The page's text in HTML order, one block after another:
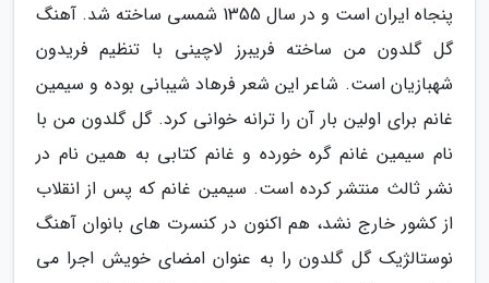
پنجاه ایران است و در سال 1355 شمسی ساخته شد. آهنگ
گل گلدون من ساخته فریبرز لاچینی با تنظیم فریدون
شهبازیان است. شاعر این شعر فرهاد شیبانی بوده و سیمین
غانم برای اولین بار آن را ترانه خوانی کرد. گل گلدون من با
نام سیمین غانم گره خورده و غانم کتابی به همین نام در
نشر ثالث منتشر کرده است. سیمین غانم که پس از انقلاب
از کشور خارج نشد، هم اکنون در کنسرت های بانوان آهنگ
نوستالژیک گل گلدون را به عنوان امضای خویش اجرا می